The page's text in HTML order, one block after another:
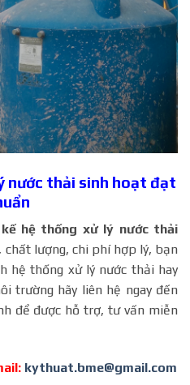
nước thải sinh hoạt đạt
hệ thống xử lý nước thải
chất lượng, chi phí hợp lý, bạn
hệ thống xử lý nước thải hay
trường hãy liên hệ ngay đến
để được hỗ trợ, tư vấn miễn
kythuat.bme@gmail.com